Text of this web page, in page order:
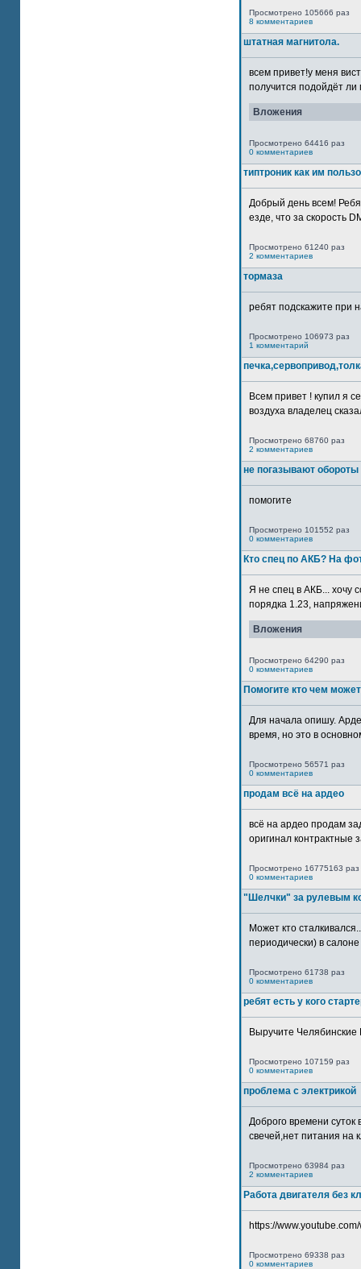
Просмотрено 105666 раз
8 комментариев
штатная магнитола.
всем привет!у меня
получится подойдёт ли
Вложения
Просмотрено 64416 раз
0 комментариев
типтроник как им
Добрый день всем!
езде, что за скорость
Просмотрено 61240 раз
2 комментариев
тормаза
ребят подскажите при
Просмотрено 106973 раз
1 комментарий
Всем привет ! купил я
воздуха владелец
Просмотрено 68760 раз
2 комментариев
не погазывают обороты
помогите
Просмотрено 101552 раз
0 комментариев
Кто спец по АКБ? На
Я не спец в АКБ... хочу
порядка 1.23,
Вложения
Просмотрено 64290 раз
0 комментариев
Помогите кто чем может
Для начала опишу.
время, но это в
Просмотрено 56571 раз
0 комментариев
продам всё на ардео
всё на ардео продам
оригинал контрактные
Просмотрено 16775163 раз
0 комментариев
"Шелчки" за рулевым
Может кто
периодически) в
Просмотрено 61738 раз
0 комментариев
ребят есть у кого
Выручите
Просмотрено 107159 раз
0 комментариев
проблема с электрикой
Доброго времени суток
свечей,нет питания на
Просмотрено 63984 раз
2 комментариев
Работа двигателя без
https://
Просмотрено 69338 раз
0 комментариев